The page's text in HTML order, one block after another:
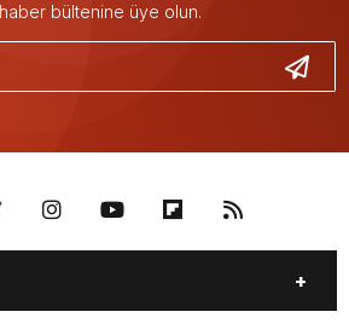
bültenine üye olun.